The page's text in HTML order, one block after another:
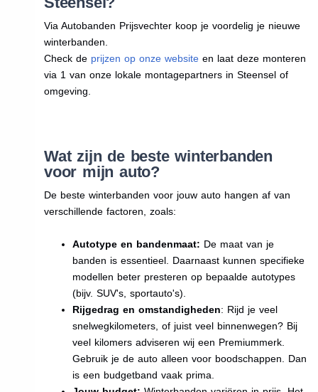
Via Autobanden Prijsvechter koop je voordelig je nieuwe
winterbanden.
Check de prijzen op onze websiteen laat deze monteren
via 1 van onze lokale montagepartners in Steensel of
omgeving.
Wat zijn de beste winterbanden
voor mijn auto?
De beste winterbanden voor jouw auto hangen af van
verschillende factoren, zoals:
Autotype en bandenmaat: De maat van je
banden is essentieel. Daarnaast kunnen specifieke
modellen beter presteren op bepaalde autotypes
(bijv. SUV's, sportauto's).
Rijgedrag en omstandigheden: Rijd je veel
snelwegkilometers, of juist veel binnenwegen? Bij
veel kilomers adviseren wij een Premiummerk.
Gebruik je de auto alleen voor boodschappen. Dan
is een budgetband vaak prima.